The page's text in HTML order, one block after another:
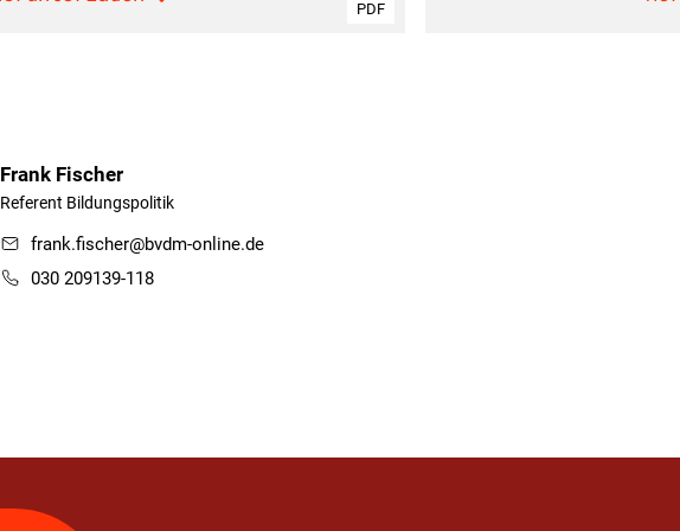
PDF
Frank Fischer
Referent Bildungspolitik
frank.fischer@bvdm-online.de
030 209139-118